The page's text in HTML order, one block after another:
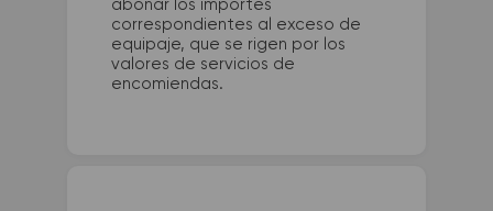
abonar los importes
correspondientes al exceso de
equipaje, que se rigen por los
valores de servicios de
encomiendas.